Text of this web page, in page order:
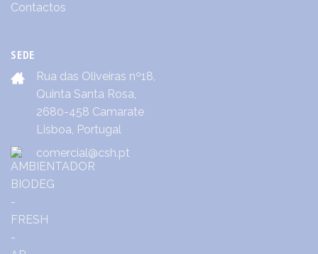
Contactos
SEDE
Rua das Oliveiras nº18,
Quinta Santa Rosa,
2680-458 Camarate
Lisboa, Portugal
comercial@csh.pt